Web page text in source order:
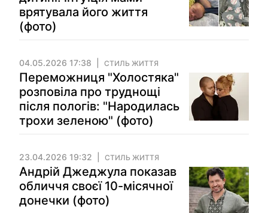
врятувала його життя
(фото)
04.05.2026 17:38 СТИЛЬ ЖИТТЯ
Переможниця "Холостяка"
розповіла про труднощі
після пологів: "Народилась
трохи зеленою" (фото)
23.04.2026 19:32 СТИЛЬ ЖИТТЯ
Андрій Джеджула показав
обличчя своєї 10-місячної
донечки (фото)